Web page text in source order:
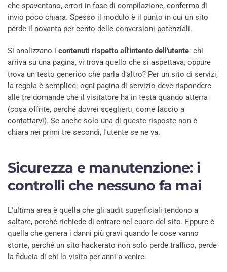
che spaventano, errori in fase di compilazione, conferma di
invio poco chiara. Spesso il modulo è il punto in cui un sito
perde il novanta per cento delle conversioni potenziali.
Si analizzano i contenuti rispetto all'intento dell'utente: chi
arriva su una pagina, vi trova quello che si aspettava, oppure
trova un testo generico che parla d'altro? Per un sito di servizi,
la regola è semplice: ogni pagina di servizio deve rispondere
alle tre domande che il visitatore ha in testa quando atterra
(cosa offrite, perché dovrei sceglierti, come faccio a
contattarvi). Se anche solo una di queste risposte non è
chiara nei primi tre secondi, l'utente se ne va.
Sicurezza e manutenzione: i
controlli che nessuno fa mai
L'ultima area è quella che gli audit superficiali tendono a
saltare, perché richiede di entrare nel cuore del sito. Eppure è
quella che genera i danni più gravi quando le cose vanno
storte, perché un sito hackerato non solo perde traffico, perde
la fiducia di chi lo visita per anni a venire.